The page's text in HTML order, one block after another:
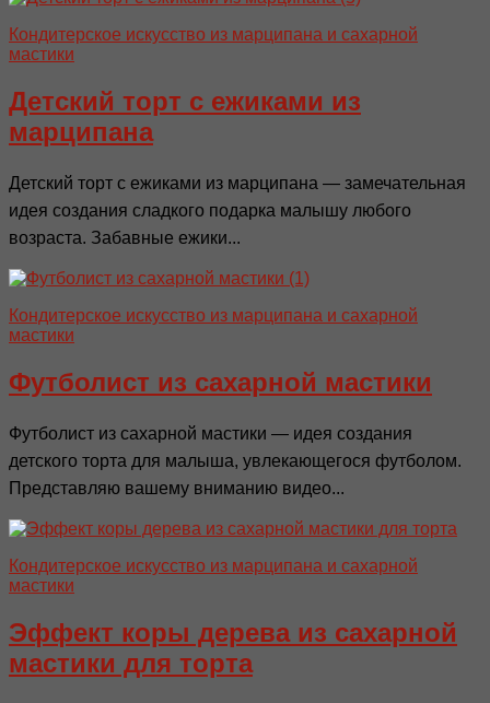
Кондитерское искусство из марципана и сахарной
мастики
Детский торт с ежиками из
марципана
Детский торт с ежиками из марципана — замечательная
идея создания сладкого подарка малышу любого
возраста. Забавные ежики...
Кондитерское искусство из марципана и сахарной
мастики
Футболист из сахарной мастики
Футболист из сахарной мастики — идея создания
детского торта для малыша, увлекающегося футболом.
Представляю вашему вниманию видео...
Кондитерское искусство из марципана и сахарной
мастики
Эффект коры дерева из сахарной
мастики для торта